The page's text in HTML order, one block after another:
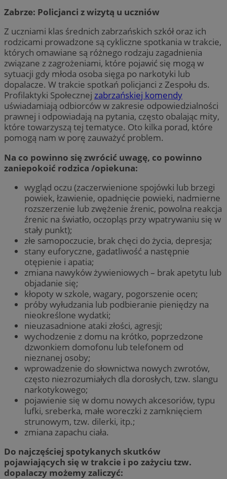
Zabrze: Policjanci z wizytą u uczniów
Z uczniami klas średnich zabrzańskich szkół oraz ich
rodzicami prowadzone są cykliczne spotkania w trakcie,
których omawiane są różnego rodzaju zagadnienia
związane z zagrożeniami, które pojawić się mogą w
sytuacji gdy młoda osoba sięga po narkotyki lub
dopalacze. W trakcie spotkań policjanci z Zespołu ds.
Profilaktyki Społecznej zabrzańskiej komendy
uświadamiają odbiorców w zakresie odpowiedzialności
prawnej i odpowiadają na pytania, często obalając mity,
które towarzyszą tej tematyce. Oto kilka porad, które
pomogą nam w porę zauważyć problem.
Na co powinno się zwrócić uwagę, co powinno
zaniepokoić rodzica /opiekuna:
​wygląd oczu (zaczerwienione spojówki lub brzegi
powiek, łzawienie, opadnięcie powieki, nadmierne
rozszerzenie lub zwężenie źrenic, powolna reakcja
źrenic na światło, oczopląs przy wpatrywaniu się w
stały punkt);
złe samopoczucie, brak chęci do życia, depresja;
stany euforyczne, gadatliwość a następnie
otępienie i apatia;
zmiana nawyków żywieniowych – brak apetytu lub
objadanie się;
kłopoty w szkole, wagary, pogorszenie ocen;
próby wyłudzania lub podbieranie pieniędzy na
nieokreślone wydatki;
nieuzasadnione ataki złości, agresji;
wychodzenie z domu na krótko, poprzedzone
dzwonkiem domofonu lub telefonem od
nieznanej osoby;
wprowadzenie do słownictwa nowych zwrotów,
często niezrozumiałych dla dorosłych, tzw. slangu
narkotykowego;
pojawienie się w domu nowych akcesoriów, typu
lufki, sreberka, małe woreczki z zamknięciem
strunowym, tzw. dilerki, itp.;
zmiana zapachu ciała.
Do najczęściej spotykanych skutków
pojawiających się w trakcie i po zażyciu tzw.
dopalaczy możemy zaliczyć: